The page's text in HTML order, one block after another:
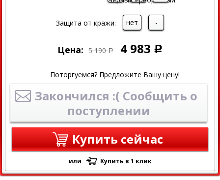
Защита от кражи: нет -
Цена: 5 190 Р 4 983 Р
Поторгуемся? Предложите Вашу цену!
Закончился :( Сообщить о
поступлении
Купить сейчас
или Купить в 1 клик